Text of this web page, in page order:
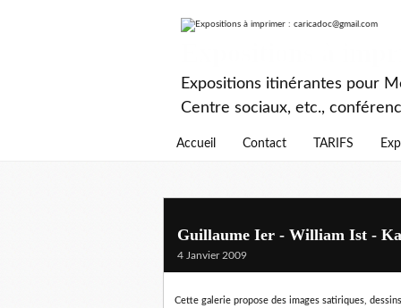
Expositions itinérantes pour
Centre sociaux, etc.,
Accueil Contact TARIFS
Guillaume Ier - William Ist -
4 Janvier 2009
Cette galerie propose des images satiriques,